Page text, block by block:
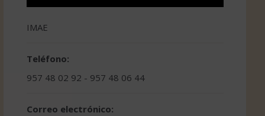
IMAE
Teléfono:
957 48 02 92 - 957 48 06 44
Correo electrónico: